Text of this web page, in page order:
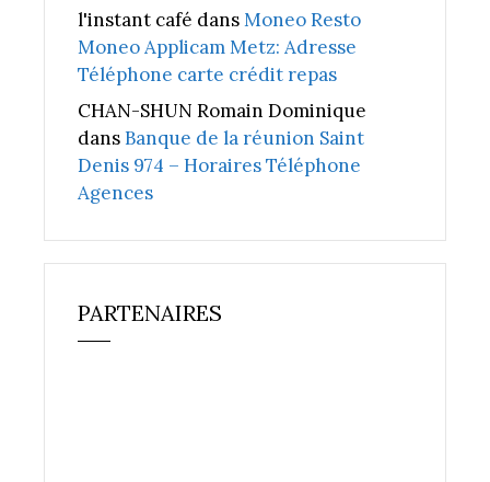
l'instant café dansMoneo Resto
Moneo Applicam Metz: Adresse
Téléphone carte crédit repas
CHAN-SHUN Romain Dominique
dansBanque de la réunion Saint
Denis 974 – Horaires Téléphone
Agences
PARTENAIRES